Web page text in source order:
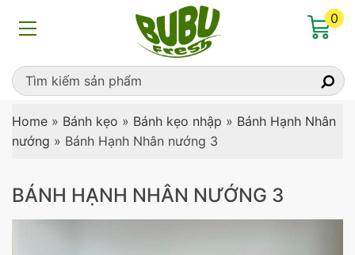
0
Home » Bánh kẹo » Bánh kẹo nhập » Bánh Hạnh Nhân
nướng » Bánh Hạnh Nhân nướng 3
BÁNH HẠNH NHÂN NƯỚNG 3